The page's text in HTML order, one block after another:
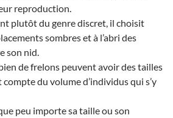
reproduction.
plutôt du genre discret, il choisit
sombres et à l’abri des
son nid.
de frelons peuvent avoir des tailles
du volume d’individus qui s’y
peu importe sa taille ou son